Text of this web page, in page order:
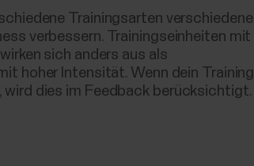
Trainingsarten verschiedene
verbessern. Trainingseinheiten mit
sich anders aus als
hoher Intensität. Wenn dein Training
wird dies im Feedback berücksichtigt.